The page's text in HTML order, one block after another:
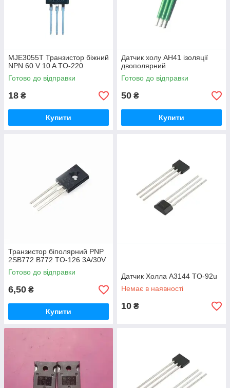
MJE3055T Транзистор біжний
NPN 60 V 10 A TO-220
Готово до відправки
18 ₴
Купити
Датчик холу AH41 ізоляції
двополярний
Готово до відправки
50 ₴
Купити
Транзистор біполярний PNP
2SB772 B772 TO-126 3A/30V
Готово до відправки
6,50 ₴
Купити
Датчик Холла A3144 TO-92u
Немає в наявності
10 ₴